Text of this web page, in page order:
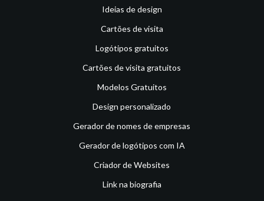
Ideias de design
Cartões de visita
Logótipos gratuitos
Cartões de visita gratuitos
Modelos Gratuitos
Design personalizado
Gerador de nomes de empresas
Gerador de logótipos com IA
Criador de Websites
Link na biografia